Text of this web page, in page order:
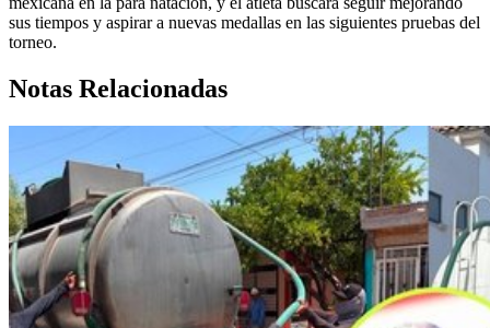
sus tiempos y aspirar a nuevas medallas en las siguientes pruebas del
torneo.
Notas Relacionadas